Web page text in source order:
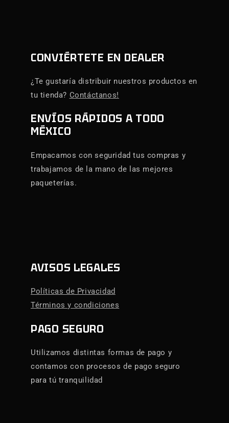
CONVIÉRTETE EN DEALER
¿Te gustaría distribuir nuestros productos en
tu tienda? Contáctanos!
ENVÍOS RÁPIDOS A TODO
MÉXICO
Empacamos con seguridad tus compras y
trabajamos de la mano de las mejores
paqueterías.
AVISOS LEGALES
Políticas de Privacidad
Términos y condiciones
PAGO SEGURO
Utilizamos distintas formas de pago y
contamos con procesos de pago seguro
para tú tranquilidad